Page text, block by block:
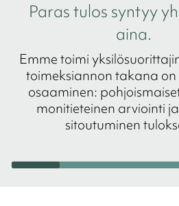
Paras tulos syntyy
aina.
Emme toimi
toimeksiannon takana
osaaminen:
monitieteinen arviointi
sitoutuminen